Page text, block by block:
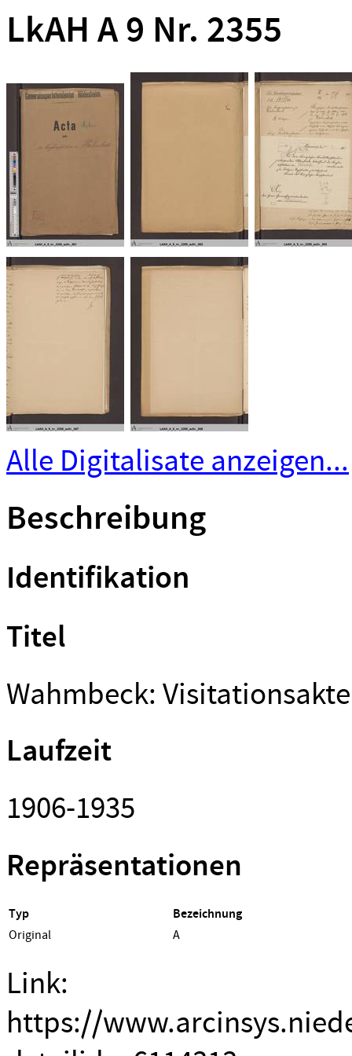
LkAH A 9 Nr. 2355
Alle Digitalisate anzeigen...
Beschreibung
Identifikation
Titel
Wahmbeck:
Laufzeit
1906-1935
Repräsentationen
Typ Bezeichnung
Original A
Link:
https://